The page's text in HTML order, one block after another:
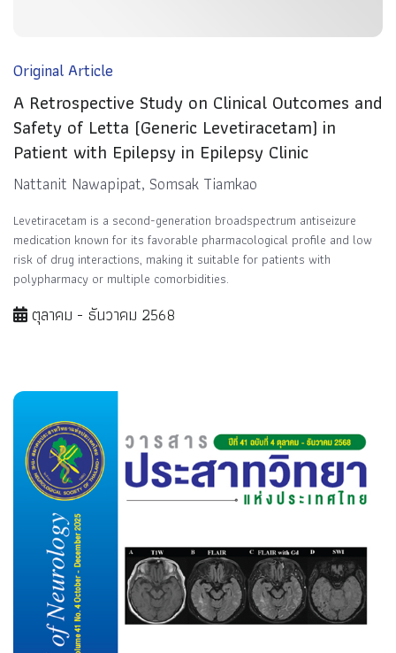
Original Article
A Retrospective Study on Clinical Outcomes and
Safety of Letta (Generic Levetiracetam) in
Patient with Epilepsy in Epilepsy Clinic
Nattanit Nawapipat, Somsak Tiamkao
Levetiracetam is a second-generation broadspectrum antiseizure
medication known for its favorable pharmacological profile and low
risk of drug interactions, making it suitable for patients with
polypharmacy or multiple comorbidities.
ตุลาคม - ธันวาคม 2568